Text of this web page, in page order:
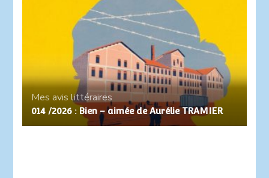
Mes avis littéraires
014 /2026 : Bien – aimée de Aurélie TRAMIER